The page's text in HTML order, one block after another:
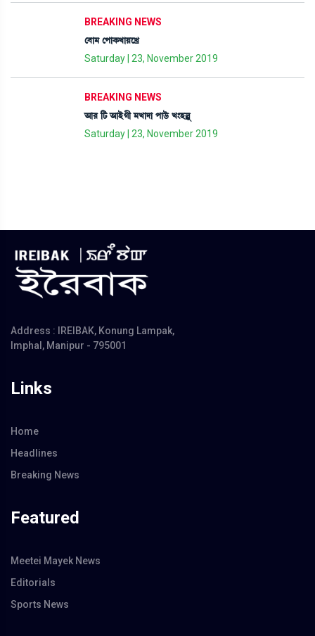
BREAKING NEWS
ë¤à³ ëšàA¡JàÚìJø
Saturday | 23, November 2019
BREAKING NEWS
"à¹ [i¡ "àÒüKã ³Jàƒà šàl¡ü J}ÒÀå
Saturday | 23, November 2019
Address : IREIBAK, Konung Lampak,
Imphal, Manipur - 795001
Links
Home
Headlines
Breaking News
Featured
Meetei Mayek News
Editorials
Sports News